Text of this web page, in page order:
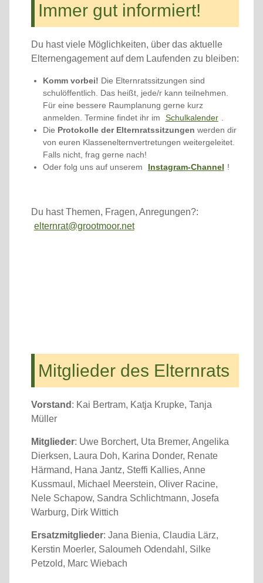
Immer gut informiert!
Du hast viele Möglichkeiten, über das aktuelle
Elternengagement auf dem Laufenden zu bleiben:
Komm vorbei! Die Elternratssitzungen sind
schulöffentlich. Das heißt, jede/r kann teilnehmen.
Für eine bessere Raumplanung gerne kurz
anmelden. Termine findet ihr im
Schulkalender
Die Protokolle der Elternratssitzungen werden dir
von euren Klassenelternvertretungen weitergeleitet.
Falls nicht, frag gerne nach!
Oder folg uns auf unserem
Instagram-Channel !
Du hast Themen, Fragen, Anregungen?:
elternrat@grootmoor.net
Mitglieder des Elternrats
Vorstand : Kai Bertram, Katja Krupke, Tanja
Müller
Mitglieder: Uwe Borchert, Uta Bremer, Angelika
Dierksen, Laura Doh, Karina Donder, Renate
Härmand, Hana Jantz, Steffi Kallies, Anne
Kussmaul, Michael Meerstein, Oliver Racine,
Nele Schapow, Sandra Schlichtmann, Josefa
Warburg, Dirk Wittich
Ersatzmitglieder: Jana Bienia, Claudia Lärz,
Kerstin Moerler, Saloumeh Odendahl, Silke
Petzold, Marc Wiebach